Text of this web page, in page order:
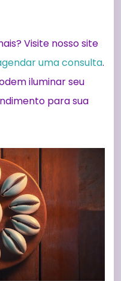
Visite nosso site
uma consulta.
iluminar seu
para sua